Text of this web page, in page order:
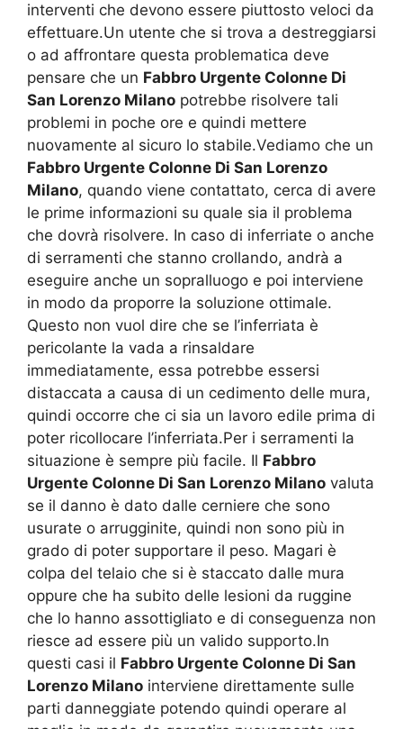
interventi che devono essere piuttosto veloci da
effettuare.Un utente che si trova a destreggiarsi
o ad affrontare questa problematica deve
pensare che un Fabbro Urgente Colonne Di
San Lorenzo Milano potrebbe risolvere tali
problemi in poche ore e quindi mettere
nuovamente al sicuro lo stabile.Vediamo che un
Fabbro Urgente Colonne Di San Lorenzo
Milano, quando viene contattato, cerca di avere
le prime informazioni su quale sia il problema
che dovrà risolvere. In caso di inferriate o anche
di serramenti che stanno crollando, andrà a
eseguire anche un sopralluogo e poi interviene
in modo da proporre la soluzione ottimale.
Questo non vuol dire che se l’inferriata è
pericolante la vada a rinsaldare
immediatamente, essa potrebbe essersi
distaccata a causa di un cedimento delle mura,
quindi occorre che ci sia un lavoro edile prima di
poter ricollocare l’inferriata.Per i serramenti la
situazione è sempre più facile. Il Fabbro
Urgente Colonne Di San Lorenzo Milano valuta
se il danno è dato dalle cerniere che sono
usurate o arrugginite, quindi non sono più in
grado di poter supportare il peso. Magari è
colpa del telaio che si è staccato dalle mura
oppure che ha subito delle lesioni da ruggine
che lo hanno assottigliato e di conseguenza non
riesce ad essere più un valido supporto.In
questi casi il Fabbro Urgente Colonne Di San
Lorenzo Milano interviene direttamente sulle
parti danneggiate potendo quindi operare al